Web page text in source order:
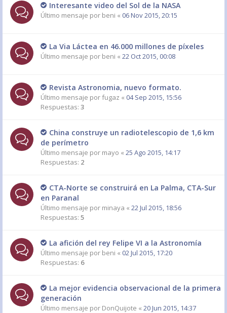
Interesante video del Sol de la NASA
Último mensaje por beni « 06 Nov 2015, 20:15
La Via Láctea en 46.000 millones de píxeles
Último mensaje por beni « 22 Oct 2015, 00:08
Revista Astronomia, nuevo formato.
Último mensaje porfugaz « 04 Sep 2015, 15:56
Respuestas: 3
China construye un radiotelescopio de 1,6 km
de perímetro
Último mensaje por mayo « 25 Ago 2015, 14:17
Respuestas: 2
CTA-Norte se construirá en La Palma, CTA-Sur
en Paranal
Último mensaje por minaya « 22 Jul 2015, 18:56
Respuestas: 5
La afición del rey Felipe VI a la Astronomía
Último mensaje por beni « 02 Jul 2015, 17:20
Respuestas: 6
La mejor evidencia observacional de la primera
generación
Último mensaje por DonQuijote « 20 Jun 2015, 14:37